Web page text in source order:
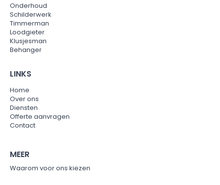
Onderhoud
Schilderwerk
Timmerman
Loodgieter
Klusjesman
Behanger
LINKS
Home
Over ons
Diensten
Offerte aanvragen
Contact
MEER
Waarom voor ons kiezen